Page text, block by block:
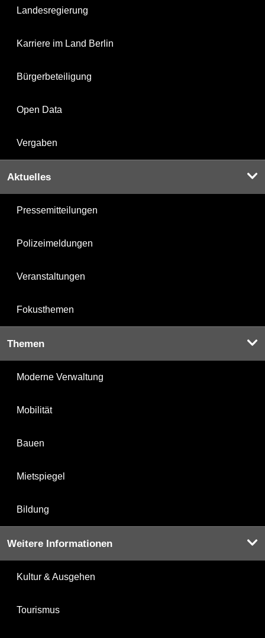
Landesregierung
Karriere im Land Berlin
Bürgerbeteiligung
Open Data
Vergaben
Aktuelles
Pressemitteilungen
Polizeimeldungen
Veranstaltungen
Fokusthemen
Themen
Moderne Verwaltung
Mobilität
Bauen
Mietspiegel
Bildung
Weitere Informationen
Kultur & Ausgehen
Tourismus